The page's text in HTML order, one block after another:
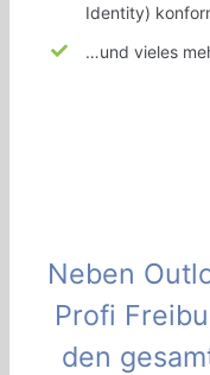
Identity)
…und vieles
Neben
Profi
den